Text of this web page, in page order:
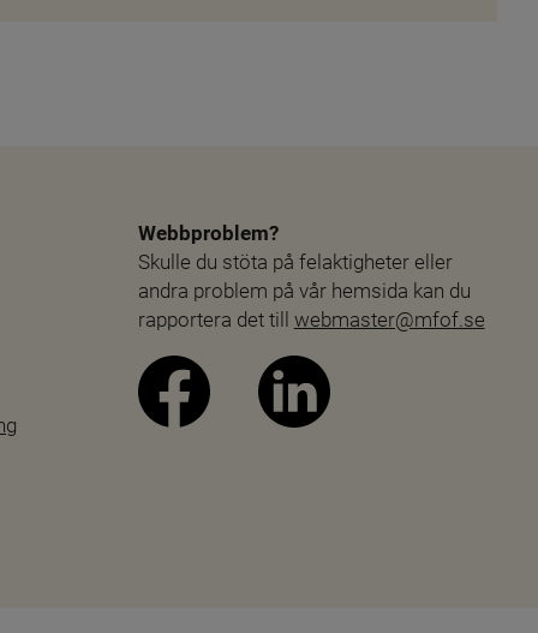
Webbproblem?
Skulle du stöta på felaktigheter eller
andra problem på vår hemsida kan du
rapportera det till webmaster@mfof.se